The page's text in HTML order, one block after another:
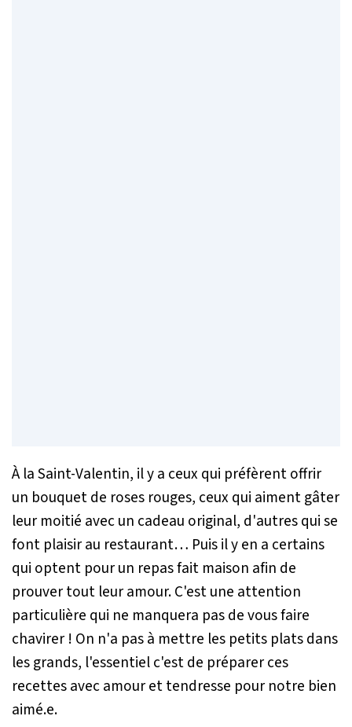
À la Saint-Valentin, il y a ceux qui préfèrent offrir
un bouquet de roses rouges, ceux qui aiment gâter
leur moitié avec un cadeau original, d'autres qui se
font plaisir au restaurant… Puis il y en a certains
qui optent pour un repas fait maison afin de
prouver tout leur amour. C'est une attention
particulière qui ne manquera pas de vous faire
chavirer ! On n'a pas à mettre les petits plats dans
les grands, l'essentiel c'est de préparer ces
recettes avec amour et tendresse pour notre bien
aimé.e.